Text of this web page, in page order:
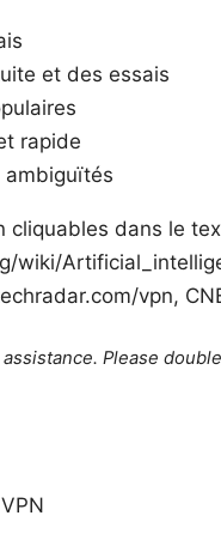
et des essais
rapide
ambiguïtés
cliquables dans le
wiki/
vpn,
Please